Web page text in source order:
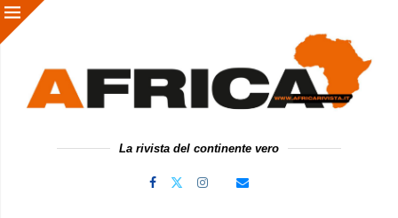
La rivista del continente vero